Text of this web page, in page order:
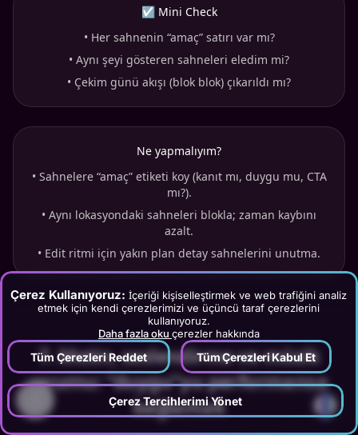
Çerez Kullanıyoruz: İçeriği kişiselleştirmek ve web trafiğini analiz
etmek için kendi çerezlerimizi ve üçüncü taraf çerezlerini
kullanıyoruz.
Daha fazla oku çerezler hakkında
Tüm Çerezleri Reddet Tüm Çerezleri Kabul Et
Çerez Tercihlerimi Yönet
☑ Mini Check
• Her sahnenin “amaç” satırı var mı?
• Aynı şeyi gösteren sahneleri eledim mi?
• Çekim günü akışı (blok blok) çıkarıldı mı?
Ne yapmalıyım?
• Sahnelere “amaç” etiketi koy (kanıt mı, duygu mu, CTA
mı?).
• Aynı lokasyondaki sahneleri blokla; zaman kaybını
azalt.
• Edit ritmi için yakın plan detay sahnelerini unutma.
7.Metin, seslendirme ve müzik
uyumu: “duygu”yu performansa
bağlamak
?